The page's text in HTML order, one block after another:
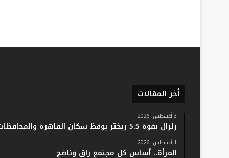
أخر المقالات
3 أغسطس، 2026
زلزال بقوة 5.5 ريختر يوقظ سكان القاهرة والمحافظات.. والفلك: لا خسائر أو إصابات
1 أغسطس، 2026
المرأة.. أساس كل مجتمع راقٍ وناضج